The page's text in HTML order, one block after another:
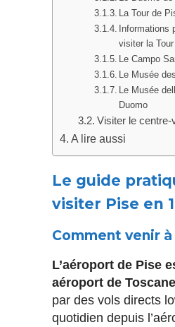
La Tour de
Informations
visiter la
Le Campo
Le Musée
Le Musée
Duomo
Visiter le centre-
A lire aussi
Le guide
visiter Pise en
Comment venir à
L’aéroport de Pise
aéroport de Toscane
par des vols directs
quotidien depuis